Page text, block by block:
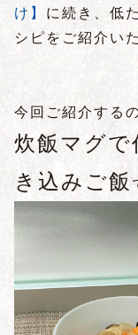
け】 に続き、低
シピをご紹介い
今回ご紹介する
炊飯マグで
き込みご飯